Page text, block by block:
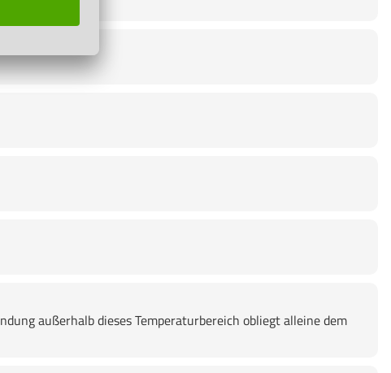
außerhalb dieses Temperaturbereich obliegt alleine dem